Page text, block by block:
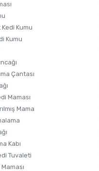
Kumu
Kumu
Çantası
Maması
Mama
Kabı
Tuvaleti